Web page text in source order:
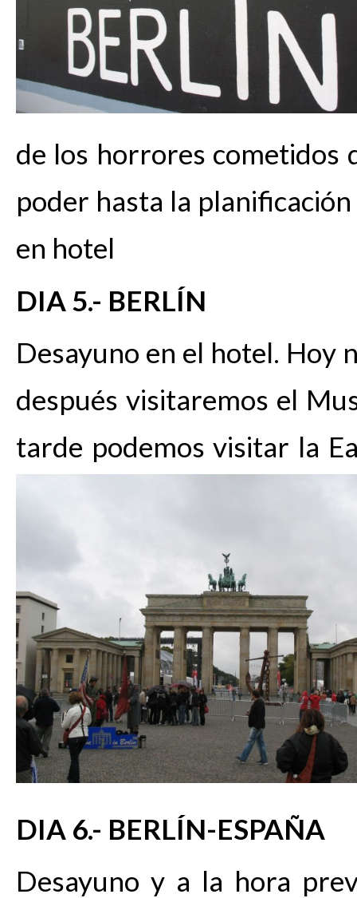
de los horrores cometidos
poder hasta la
en hotel
DIA 5.- BERLÍN
Desayuno en el hotel. Hoy
después visitaremos el
tarde podemos visitar la
DIA 6.- BERLÍN-ESPAÑA
Desayuno y a la hora